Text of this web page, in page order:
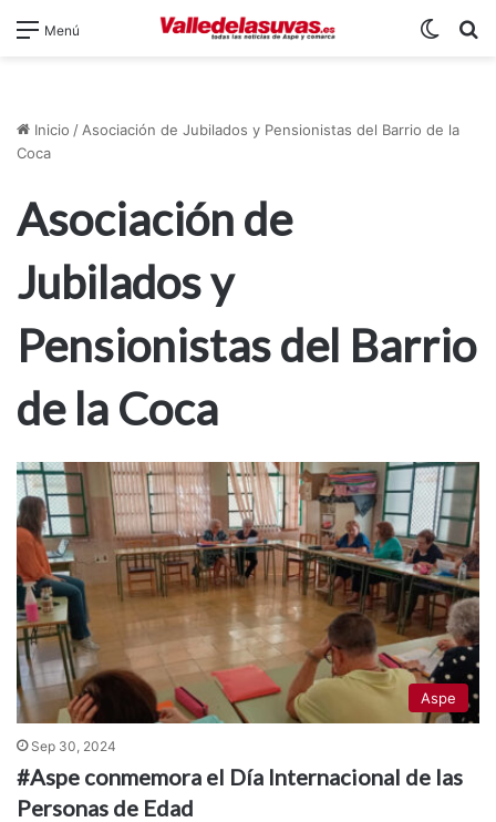
Menú
Inicio / Asociación de Jubilados y Pensionistas del Barrio de la
Coca
Asociación de
Jubilados y
Pensionistas del Barrio
de la Coca
Aspe
Sep 30, 2024
#Aspe conmemora el Día Internacional de las
Personas de Edad